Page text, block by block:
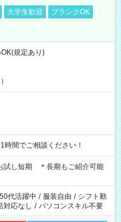
大学生歓迎
ブランクOK
規定あり)
べる ＊9時～21時間でご相談ください！
試し短期 ＊長期もご紹介可能
代活躍中 / 服装自由 / シフト勤
対応なし / パソコンスキル不要